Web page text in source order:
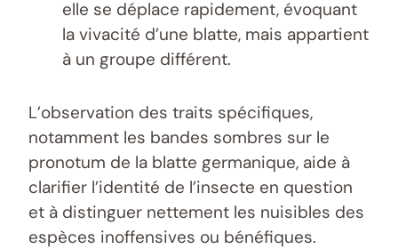
elle se déplace rapidement, évoquant
la vivacité d’une blatte, mais appartient
à un groupe différent.
L’observation des traits spécifiques,
notamment les bandes sombres sur le
pronotum de la blatte germanique, aide à
clarifier l’identité de l’insecte en question
et à distinguer nettement les nuisibles des
espèces inoffensives ou bénéfiques.